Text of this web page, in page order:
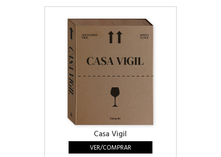
Casa Vigil
VER/COMPRAR